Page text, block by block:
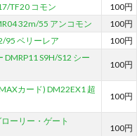
TF20 コモン
100円
32m/55 アンコモン
100円
95 ベリーレア 100円
S9H/S12 シー
100円
カード) DM22EX1 超
100円
ーリー・ゲート
100円